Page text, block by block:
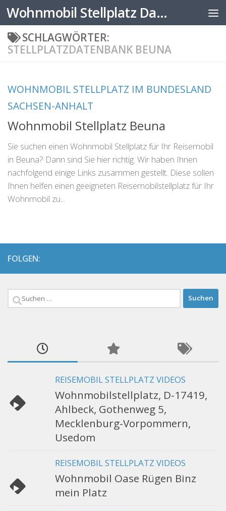
Zum Inhalt springen Wohnmobil Stellplatz Datenbank
SCHLAGWÖRTER:
STELLPLATZDATENBANK BEUNA
WOHNMOBIL STELLPLATZ IM BUNDESLAND
SACHSEN-ANHALT
Wohnmobil Stellplatz Beuna
Sie suchen einen Wohnmobil Stellplatz für Ihr Reisemobil
in Beuna? Dann sind Sie hier richtig. Wir haben Ihnen
nachfolgend einige Links zusammen gestellt. Diese sollen
Ihnen helfen einen geeigneten Reisemobilstellplatz für Ihr
Wohnmobil zu...
FOLGEN:
Suchen
REISEMOBIL STELLPLATZ VIDEOS
Wohnmobilstellplatz, D-17419,
Ahlbeck, Gothenweg 5,
Mecklenburg-Vorpommern,
Usedom
REISEMOBIL STELLPLATZ VIDEOS
Wohnmobil Oase Rügen Binz
mein Platz